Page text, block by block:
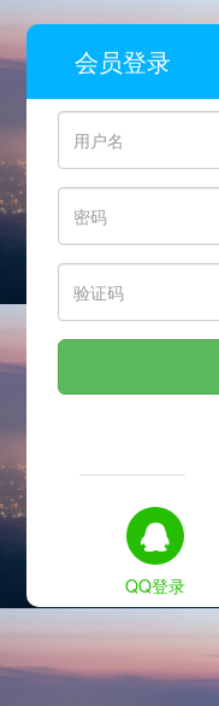
会员登录
QQ登录